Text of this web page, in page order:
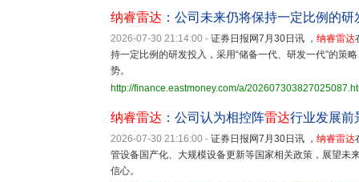
纳睿雷达 ：公司未来仍将保持一定比例的研
2026-07-30 21:14:00 - 证券日报网7月30日讯 ， 纳睿雷达
持一定比例的研发投入，采用“储备一代、研发一代”的策
势。
http://finance.eastmoney.com/a/
纳睿雷达 ：公司认为相控阵雷达行业发展前
2026-07-30 21:16:00 - 证券日报网7月30日讯 ， 纳睿雷达
管设备国产化、大规模设备更新等国家相关政策，展望未
信心。